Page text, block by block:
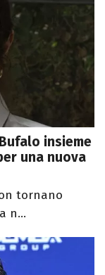
insieme
una nuova
tornano
n...